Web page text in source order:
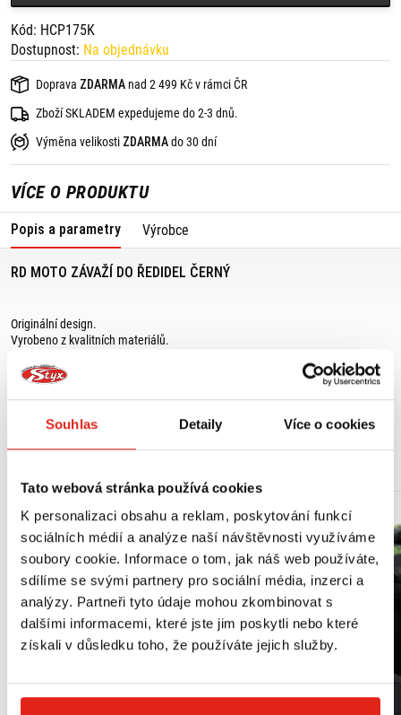
Souhlas Detaily Více o cookies
Tato webová stránka používá cookies
K personalizaci obsahu a reklam, poskytování funkcí
sociálních médií a analýze naší návštěvnosti využíváme
soubory cookie. Informace o tom, jak náš web používáte,
sdílíme se svými partnery pro sociální média, inzerci a
analýzy. Partneři tyto údaje mohou zkombinovat s
dalšími informacemi, které jste jim poskytli nebo které
získali v důsledku toho, že používáte jejich služby.
Kód: HCP175K
Dostupnost: Na objednávku
Doprava ZDARMA nad 2 499 Kč v rámci ČR
Zboží SKLADEM expedujeme do 2-3 dnů.
Výměna velikosti ZDARMAdo 30 dní
VÍCE O PRODUKTU
Popis a parametry Výrobce
RD MOTO ZÁVAŽÍ DO ŘEDIDEL ČERNÝ
Originální design.
Vyrobeno z kvalitních materiálů.
Vhodné pro průměr řidítek 17,5mm.
Cena za pár, včetně šroubů.
MOHLO BY SE VÁM LÍBIT